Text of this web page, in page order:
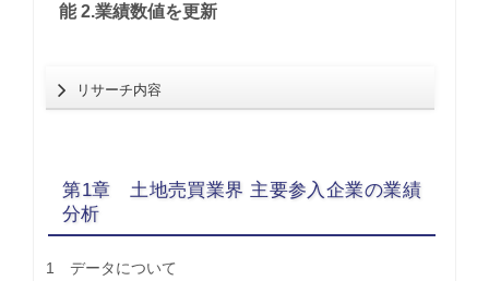
能 2.業績数値を更新
リサーチ内容
第1章 土地売買業界 主要参入企業の業績
分析
1 データについて